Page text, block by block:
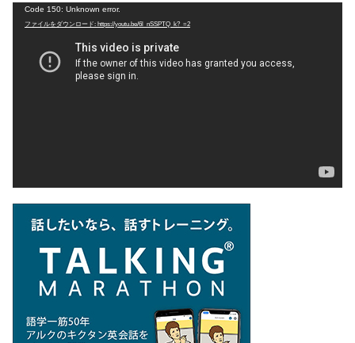
Code 150: Unknown error.
ファイルをダウンロード: https://youtu.be/6l_nSSPTQ_k?_=2